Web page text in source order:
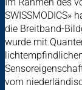
SWISSMODICS»
die Breitband-
wurde mit
vom